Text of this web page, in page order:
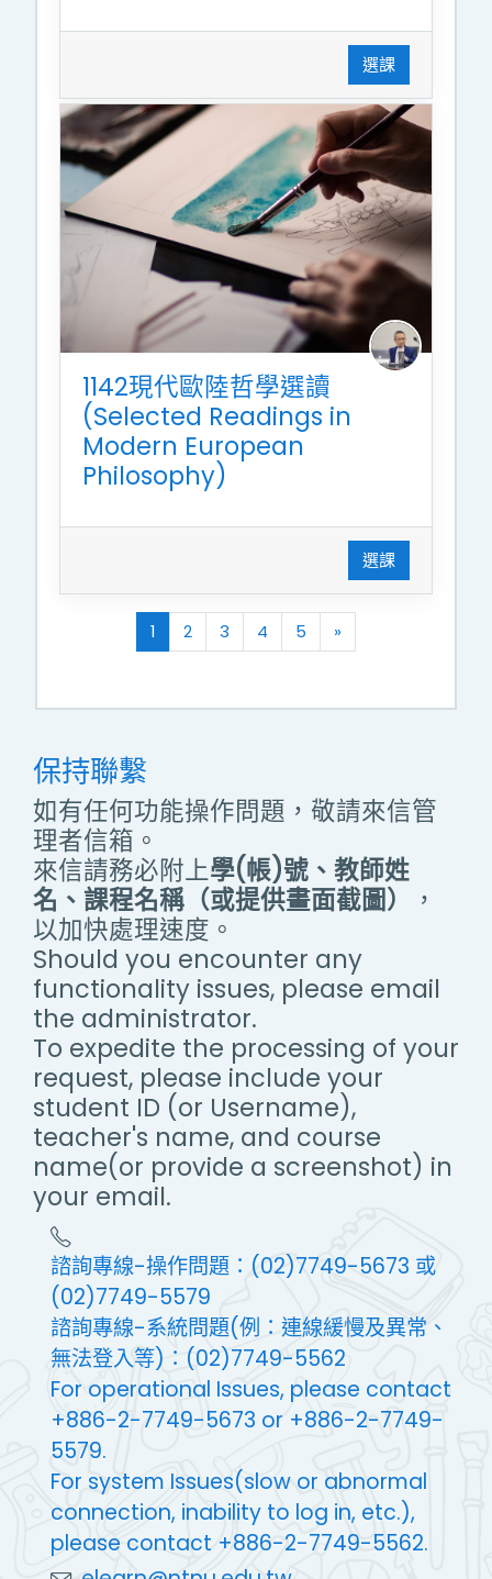
選課
1142現代歐陸哲學選讀
(Selected Readings in
Modern European
Philosophy)
選課
1 (current)
2 3 4 5 »
保持聯繫
如有任何功能操作問題，敬請來信管
理者信箱。
來信請務必附上學(帳)號、教師姓
名、課程名稱（或提供畫面截圖）
，
以加快處理速度。
Should you encounter any
functionality issues, please email
the administrator.
To expedite the processing of your
request, please include your
student ID (or Username),
teacher's name, and course
name(or provide a screenshot) in
your email.
諮詢專線-操作問題：(02)7749-5673 或
(02)7749-5579
諮詢專線-系統問題(例：連線緩慢及異常、
無法登入等)：(02)7749-5562
For operational Issues, please contact
+886-2-7749-5673 or +886-2-7749-
5579.
For system Issues(slow or abnormal
connection, inability to log in, etc.),
please contact +886-2-7749-5562.